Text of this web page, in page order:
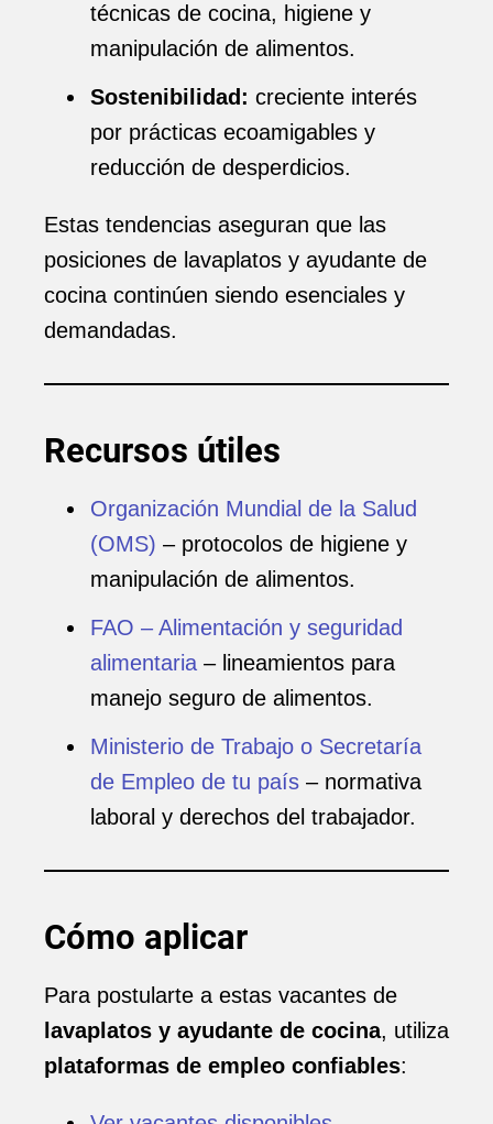
técnicas de cocina, higiene y
manipulación de alimentos.
Sostenibilidad: creciente interés
por prácticas ecoamigables y
reducción de desperdicios.
Estas tendencias aseguran que las
posiciones de lavaplatos y ayudante de
cocina continúen siendo esenciales y
demandadas.
Recursos útiles
Organización Mundial de la Salud
(OMS) – protocolos de higiene y
manipulación de alimentos.
FAO – Alimentación y seguridad
alimentaria – lineamientos para
manejo seguro de alimentos.
Ministerio de Trabajo o Secretaría
de Empleo de tu país – normativa
laboral y derechos del trabajador.
Cómo aplicar
Para postularte a estas vacantes de
lavaplatos y ayudante de cocina, utiliza
plataformas de empleo confiables: